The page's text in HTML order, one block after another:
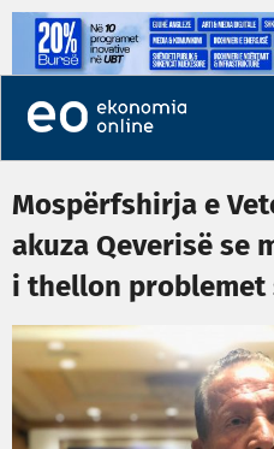
Mospërfshirja e
akuza Qeverisë se
i thellon problemet